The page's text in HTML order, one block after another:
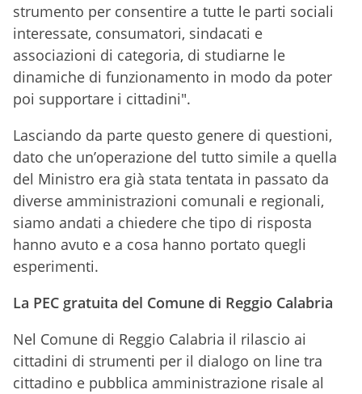
strumento per consentire a tutte le parti sociali
interessate, consumatori, sindacati e
associazioni di categoria, di studiarne le
dinamiche di funzionamento in modo da poter
poi supportare i cittadini".
Lasciando da parte questo genere di questioni,
dato che un’operazione del tutto simile a quella
del Ministro era già stata tentata in passato da
diverse amministrazioni comunali e regionali,
siamo andati a chiedere che tipo di risposta
hanno avuto e a cosa hanno portato quegli
esperimenti.
La PEC gratuita del Comune di Reggio Calabria
Nel Comune di Reggio Calabria il rilascio ai
cittadini di strumenti per il dialogo on line tra
cittadino e pubblica amministrazione risale al